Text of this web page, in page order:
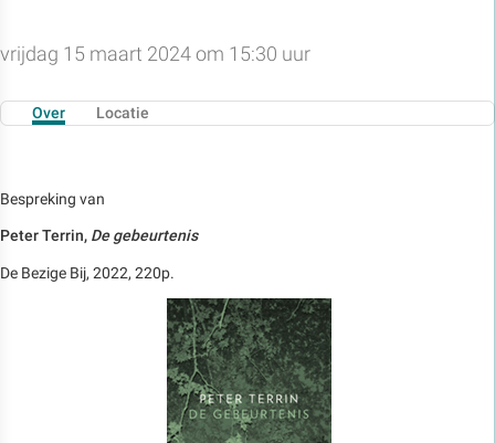
vrijdag 15 maart 2024 om 15:30 uur
Over Locatie
Bespreking van
Peter Terrin, De gebeurtenis
De Bezige Bij, 2022, 220p.